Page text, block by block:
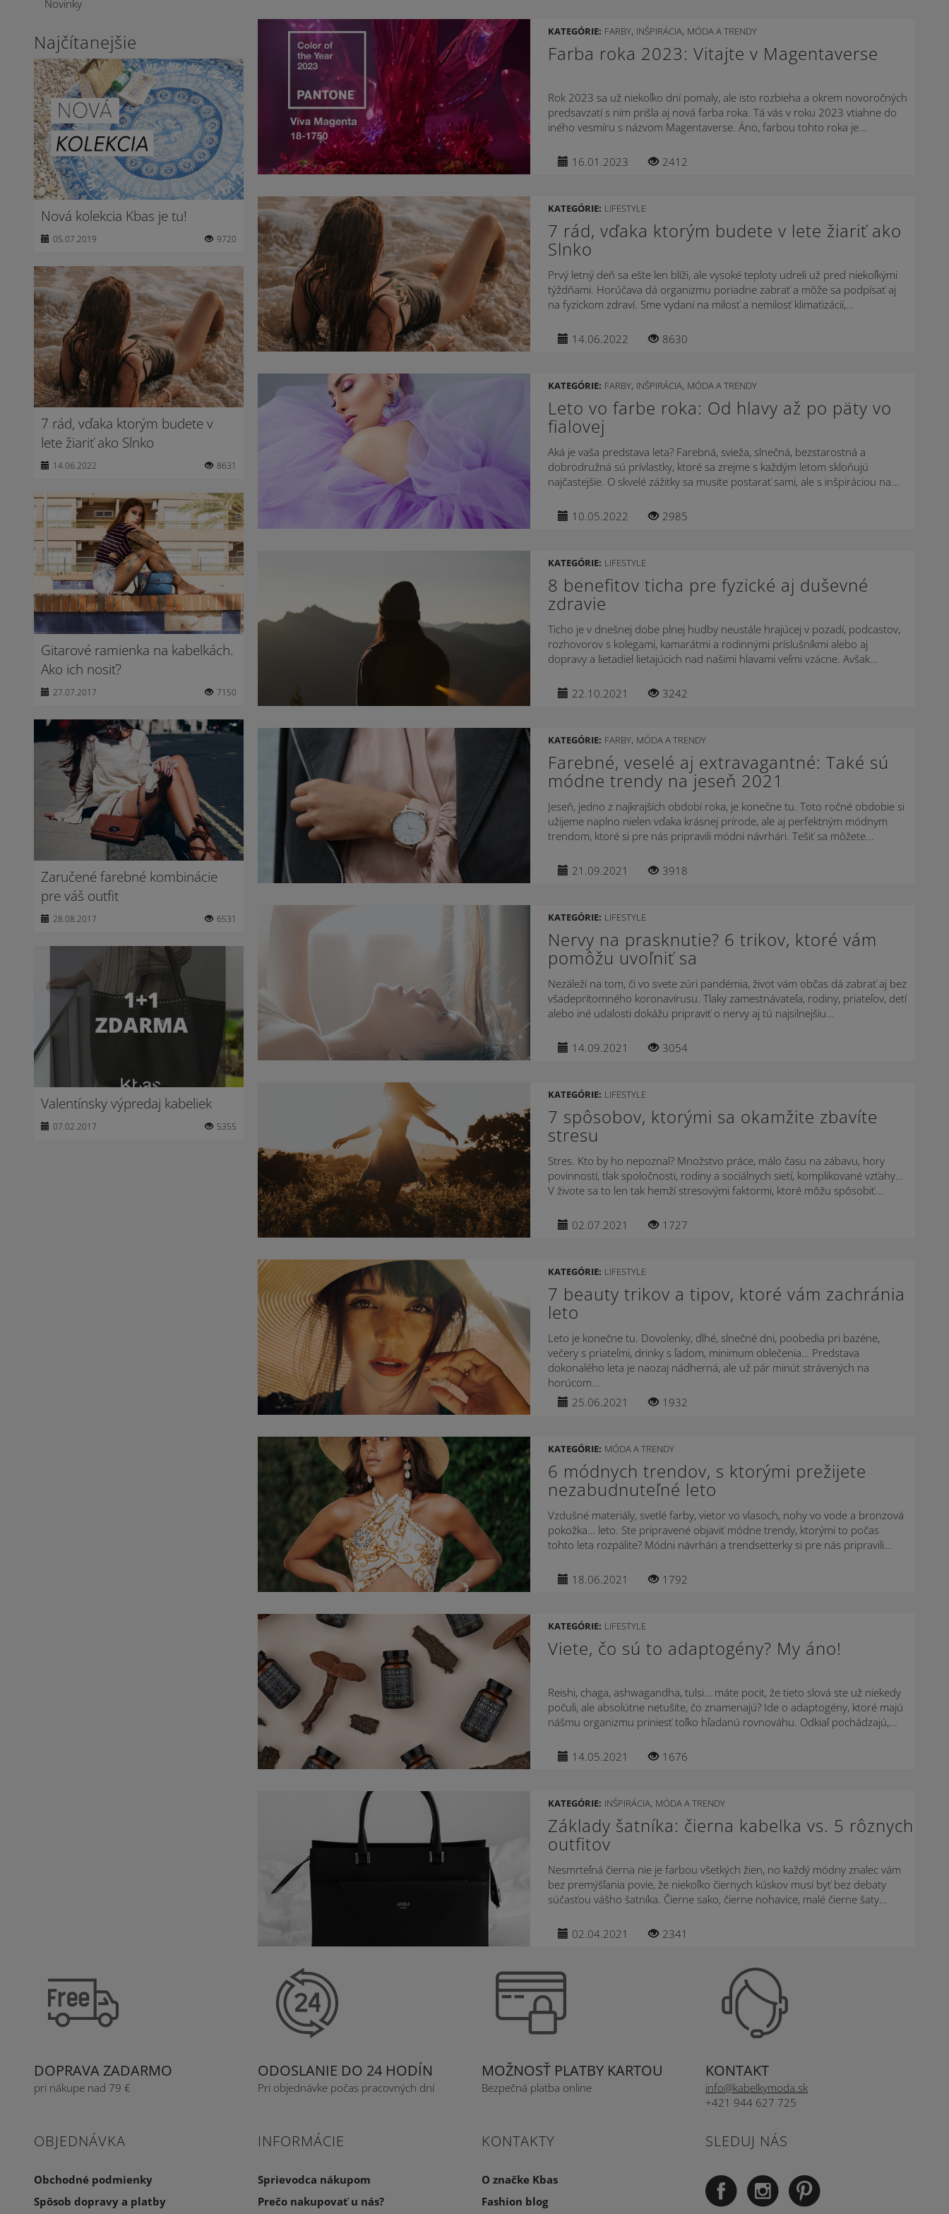
Novinky
Najčítanejšie
Nová kolekcia Kbas je tu!
05.07.2019 9720
7 rád, vďaka ktorým budete v
lete žiariť ako Slnko
14.06.2022 8631
Gitarové ramienka na kabelkách.
Ako ich nosiť?
27.07.2017 7150
Zaručené farebné kombinácie
pre váš outfit
28.08.2017 6531
Valentínsky výpredaj kabeliek
07.02.2017 5355
KATEGÓRIE: FARBY, INŠPIRÁCIA, MÓDA A TRENDY
Farba roka 2023: Vitajte v Magentaverse
Rok 2023 sa už niekoľko dní pomaly, ale isto rozbieha a okrem novoročných
predsavzatí s ním prišla aj nová farba roka. Tá vás v roku 2023 vtiahne do
iného vesmíru s názvom Magentaverse. Áno, farbou tohto roka je...
16.01.2023 2412
KATEGÓRIE: LIFESTYLE
7 rád, vďaka ktorým budete v lete žiariť ako
Slnko
Prvý letný deň sa ešte len blíži, ale vysoké teploty udreli už pred niekoľkými
týždňami. Horúčava dá organizmu poriadne zabrať a môže sa podpísať aj
na fyzickom zdraví. Sme vydaní na milosť a nemilosť klimatizácií,...
14.06.2022 8630
KATEGÓRIE: FARBY, INŠPIRÁCIA, MÓDA A TRENDY
Leto vo farbe roka: Od hlavy až po päty vo
fialovej
Aká je vaša predstava leta? Farebná, svieža, slnečná, bezstarostná a
dobrodružná sú prívlastky, ktoré sa zrejme s každým letom skloňujú
najčastejšie. O skvelé zážitky sa musíte postarať sami, ale s inšpiráciou na...
10.05.2022 2985
KATEGÓRIE: LIFESTYLE
8 benefitov ticha pre fyzické aj duševné
zdravie
Ticho je v dnešnej dobe plnej hudby neustále hrajúcej v pozadí, podcastov,
rozhovorov s kolegami, kamarátmi a rodinnými príslušníkmi alebo aj
dopravy a lietadiel lietajúcich nad našimi hlavami veľmi vzácne. Avšak...
22.10.2021 3242
KATEGÓRIE: FARBY, MÓDA A TRENDY
Farebné, veselé aj extravagantné: Také sú
módne trendy na jeseň 2021
Jeseň, jedno z najkrajších období roka, je konečne tu. Toto ročné obdobie si
užijeme naplno nielen vďaka krásnej prírode, ale aj perfektným módnym
trendom, ktoré si pre nás pripravili módni návrhári. Tešiť sa môžete...
21.09.2021 3918
KATEGÓRIE: LIFESTYLE
Nervy na prasknutie? 6 trikov, ktoré vám
pomôžu uvoľniť sa
Nezáleží na tom, či vo svete zúri pandémia, život vám občas dá zabrať aj bez
všadeprítomného koronavírusu. Tlaky zamestnávateľa, rodiny, priateľov, detí
alebo iné udalosti dokážu pripraviť o nervy aj tú najsilnejšiu...
14.09.2021 3054
KATEGÓRIE: LIFESTYLE
7 spôsobov, ktorými sa okamžite zbavíte
stresu
Stres. Kto by ho nepoznal? Množstvo práce, málo času na zábavu, hory
povinností, tlak spoločnosti, rodiny a sociálnych sietí, komplikované vzťahy…
V živote sa to len tak hemží stresovými faktormi, ktoré môžu spôsobiť...
02.07.2021 1727
KATEGÓRIE: LIFESTYLE
7 beauty trikov a tipov, ktoré vám zachránia
leto
Leto je konečne tu. Dovolenky, dlhé, slnečné dni, poobedia pri bazéne,
večery s priateľmi, drinky s ľadom, minimum oblečenia… Predstava
dokonalého leta je naozaj nádherná, ale už pár minút strávených na
horúcom...
25.06.2021
1932
KATEGÓRIE: MÓDA A TRENDY
6 módnych trendov, s ktorými prežijete
nezabudnuteľné leto
Vzdušné materiály, svetlé farby, vietor vo vlasoch, nohy vo vode a bronzová
pokožka… leto. Ste pripravené objaviť módne trendy, ktorými to počas
tohto leta rozpálite? Módni návrhári a trendsetterky si pre nás pripravili...
18.06.2021 1792
KATEGÓRIE: LIFESTYLE
Viete, čo sú to adaptogény? My áno!
Reishi, chaga, ashwagandha, tulsi… máte pocit, že tieto slová ste už niekedy
počuli, ale absolútne netušíte, čo znamenajú? Ide o adaptogény, ktoré majú
nášmu organizmu priniesť toľko hľadanú rovnováhu. Odkiaľ pochádzajú,...
14.05.2021 1676
KATEGÓRIE: INŠPIRÁCIA, MÓDA A TRENDY
Základy šatníka: čierna kabelka vs. 5 rôznych
outfitov
Nesmrteľná čierna nie je farbou všetkých žien, no každý módny znalec vám
bez premýšľania povie, že niekoľko čiernych kúskov musí byť bez debaty
súčasťou vášho šatníka. Čierne sako, čierne nohavice, malé čierne šaty...
02.04.2021 2341
DOPRAVA ZADARMO
pri nákupe nad 79 €
ODOSLANIE DO 24 HODÍN
Pri objednávke počas pracovných dní
MOŽNOSŤ PLATBY KARTOU
Bezpečná platba online
KONTAKT
info@kabelkymoda.sk
+421 944 627 725
OBJEDNÁVKA
Obchodné podmienky
Spôsob dopravy a platby
INFORMÁCIE
Sprievodca nákupom
Prečo nakupovať u nás?
KONTAKTY
O značke Kbas
Fashion blog
SLEDUJ NÁS